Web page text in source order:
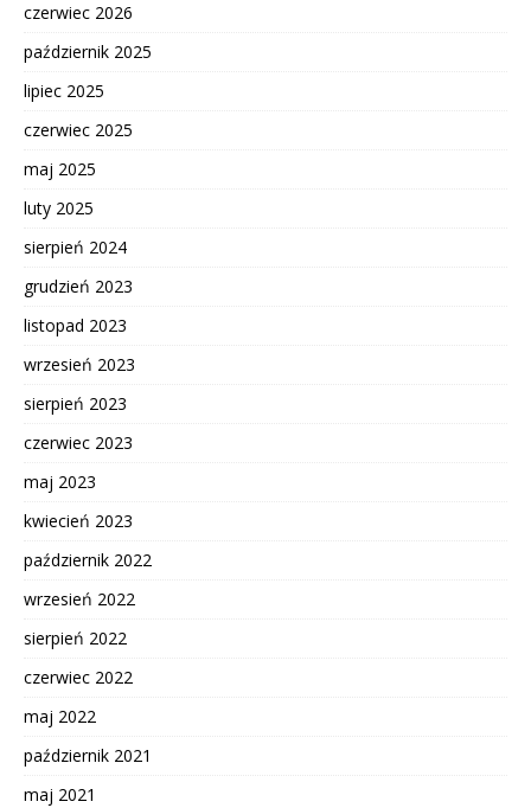
czerwiec 2026
październik 2025
lipiec 2025
czerwiec 2025
maj 2025
luty 2025
sierpień 2024
grudzień 2023
listopad 2023
wrzesień 2023
sierpień 2023
czerwiec 2023
maj 2023
kwiecień 2023
październik 2022
wrzesień 2022
sierpień 2022
czerwiec 2022
maj 2022
październik 2021
maj 2021